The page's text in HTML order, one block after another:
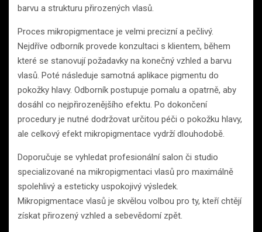
barvu a strukturu přirozených vlasů.
Proces mikropigmentace je velmi precizní a pečlivý.
Nejdříve odborník provede konzultaci s klientem, během
které se stanovují požadavky na konečný vzhled a barvu
vlasů. Poté následuje samotná aplikace pigmentu do
pokožky hlavy. Odborník postupuje pomalu a opatrně, aby
dosáhl co nejpřirozenějšího efektu. Po dokončení
procedury je nutné dodržovat určitou péči o pokožku hlavy,
ale celkový efekt mikropigmentace vydrží dlouhodobě.
Doporučuje se vyhledat profesionální salon či studio
specializované na mikropigmentaci vlasů pro maximálně
spolehlivý a esteticky uspokojivý výsledek.
Mikropigmentace vlasů je skvělou volbou pro ty, kteří chtějí
získat přirozený vzhled a sebevědomí zpět.